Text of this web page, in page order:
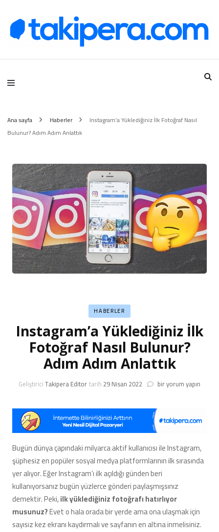
Takipera Dijital Hizmetler
Ana sayfa Haberler
Instagram’a Yüklediğiniz İlk Fotoğraf Nasıl
Bulunur? Adım Adım Anlattık
HABERLER
Instagram’a Yüklediğiniz İlk
Fotoğraf Nasıl Bulunur?
Adım Adım Anlattık
GeliştiriciTakipera Editortarih 29 Nisan 2022 Instagram’a
Fotoğraf
Nasıl
Bulunur?
Adım
Adım
Anlattık
için
bir yorum yapın
Bugün dünya çapındaki milyarca aktif kullanıcısı ile Instagram,
şüphesiz en popüler sosyal medya platformlarının ilk sırasında
yer alıyor. Eğer Instagram’ı ilk açıldığı günden beri
kullanıyorsanız bugün yüzlerce gönderi paylaşmışsınız
demektir. Peki,ilk yüklediğiniz fotoğrafı hatırlıyor
musunuz?Evet o hala orada bir yerde ama ona ulaşmak için
sayısız kez ekranı kaydırmalı ve sayfanın en altına inmelisiniz.